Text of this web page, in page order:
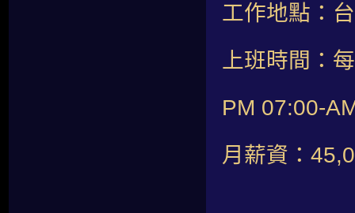
工作地點：
上班時間：
PM 07:00-
月薪資：